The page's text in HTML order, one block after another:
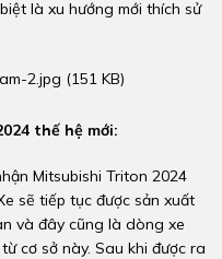
là xu hướng mới thích sử
thế hệ mới:
Mitsubishi Triton 2024
sẽ tiếp tục được sản xuất
và đây cũng là dòng xe
cơ sở này. Sau khi được ra